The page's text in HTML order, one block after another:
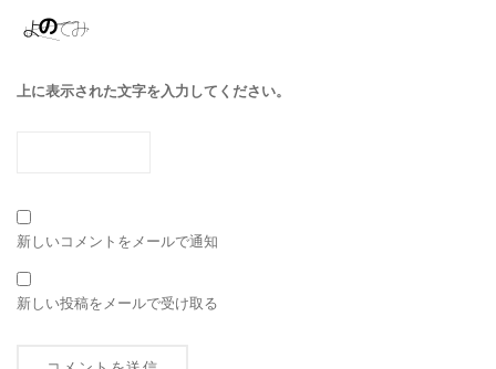
上に表示された文字を入力してください。
新しいコメントをメールで通知
新しい投稿をメールで受け取る